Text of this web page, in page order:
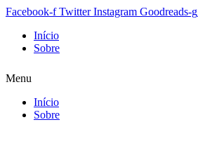
Facebook-f Twitter Instagram Goodreads-g
Início
Sobre
Menu
Início
Sobre